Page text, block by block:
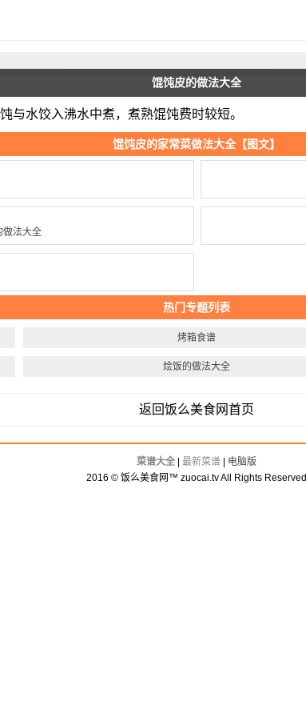
馄饨皮的做法大全
与水饺入沸水中煮，煮熟馄饨费时较短。
馄饨皮的家常菜做法大全【图文】
做法大全
热门专题列表
烤箱食谱
烩饭的做法大全
返回饭么美食网首页
菜谱大全 最新菜谱
电脑版
2016 © 饭么美食网™ zuocai.tv All Rights Reserved